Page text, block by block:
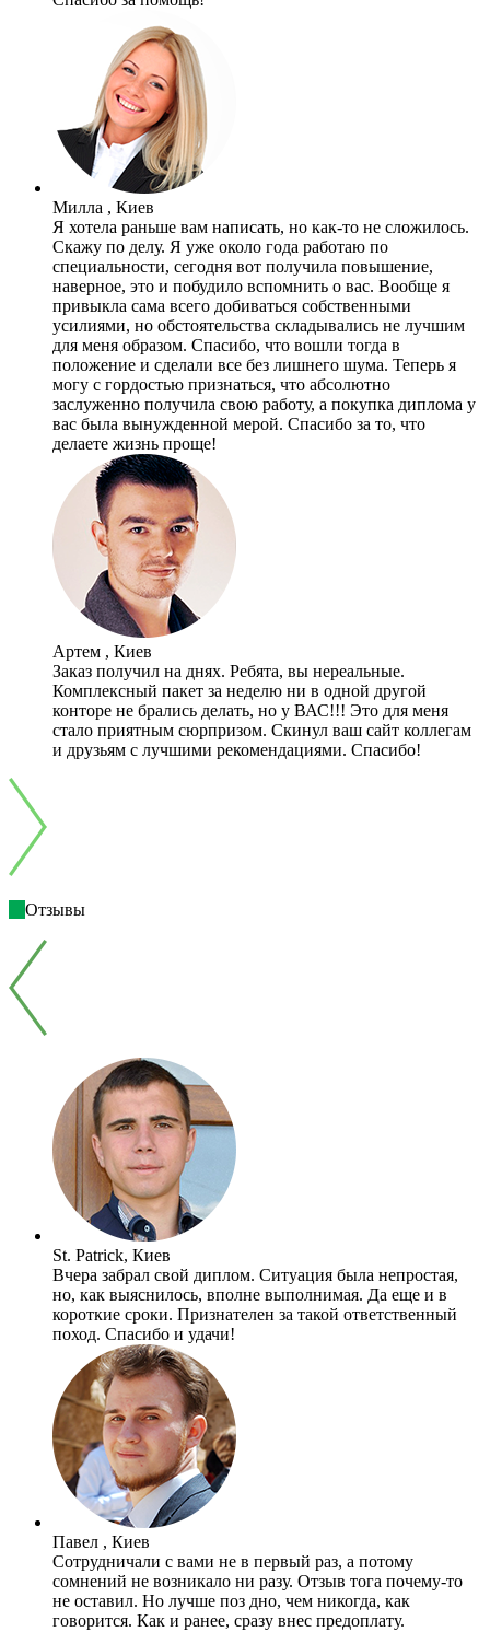
Милла , Киев
Я хотела раньше вам написать, но как-то не сложилось.
Скажу по делу. Я уже около года работаю по
специальности, сегодня вот получила повышение,
наверное, это и побудило вспомнить о вас. Вообще я
привыкла сама всего добиваться собственными
усилиями, но обстоятельства складывались не лучшим
для меня образом. Спасибо, что вошли тогда в
положение и сделали все без лишнего шума. Теперь я
могу с гордостью признаться, что абсолютно
заслуженно получила свою работу, а покупка диплома у
вас была вынужденной мерой. Спасибо за то, что
делаете жизнь проще!
Артем , Киев
Заказ получил на днях. Ребята, вы нереальные.
Комплексный пакет за неделю ни в одной другой
конторе не брались делать, но у ВАС!!! Это для меня
стало приятным сюрпризом. Скинул ваш сайт коллегам
и друзьям с лучшими рекомендациями. Спасибо!
Отзывы
St. Patrick, Киев
Вчера забрал свой диплом. Ситуация была непростая,
но, как выяснилось, вполне выполнимая. Да еще и в
короткие сроки. Признателен за такой ответственный
поход. Спасибо и удачи!
Павел , Киев
Сотрудничали с вами не в первый раз, а потому
сомнений не возникало ни разу. Отзыв тога почему-то
не оставил. Но лучше поз дно, чем никогда, как
говорится. Как и ранее, сразу внес предоплату.